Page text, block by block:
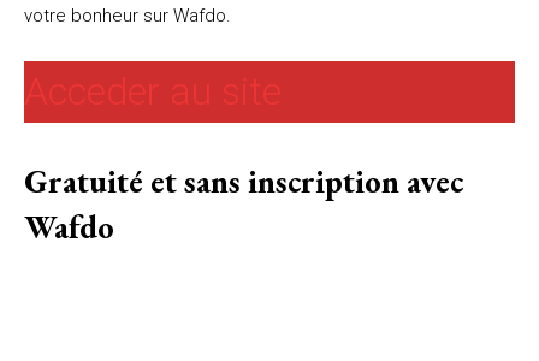
votre bonheur sur Wafdo.
Acceder au site
Gratuité et sans inscription avec
Wafdo